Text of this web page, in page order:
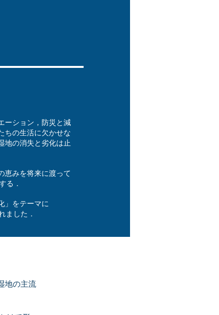
ーション，防災と減
ちの生活に欠かせな
地の消失と劣化は止
恵みを将来に渡って
る．
」をテーマに
ました．
地の主流